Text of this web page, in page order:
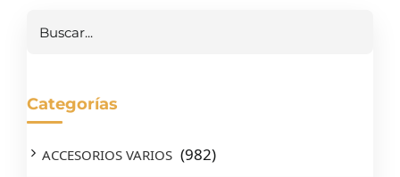
Categorías
ACCESORIOS VARIOS (982)